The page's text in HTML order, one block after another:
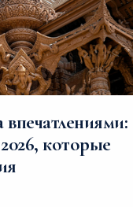
впечатлениями:
которые